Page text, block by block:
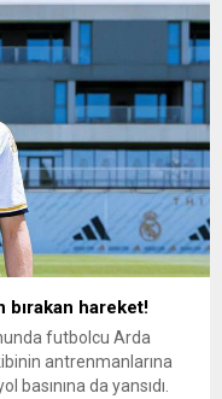
bırakan hareket!
futbolcu Arda
antrenmanlarına
basınına da yansıdı.